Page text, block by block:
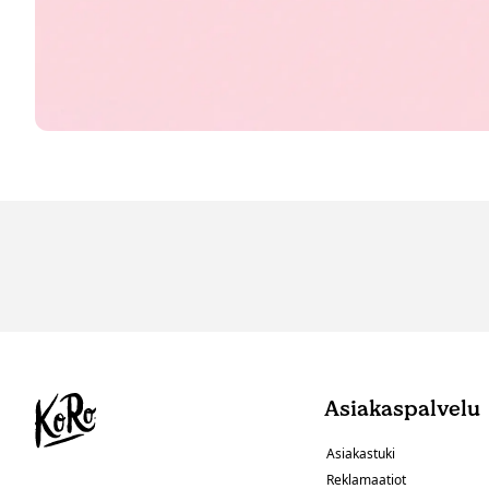
Asiakaspalvelu
Asiakastuki
Reklamaatiot